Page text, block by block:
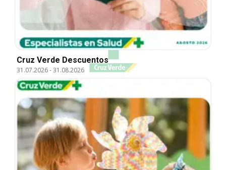
Cruz Verde Descuentos
31.07.2026-31.08.2026